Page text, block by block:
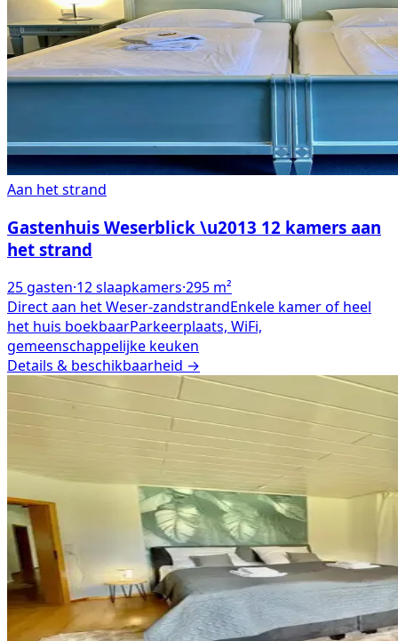
Aan het strand
Gastenhuis Weserblick \u2013 12 kamers aan
het strand
25gasten·12slaapkamers·295 m²
Direct aan het Weser-zandstrandEnkele kamer of heel
het huis boekbaarParkeerplaats, WiFi,
gemeenschappelijke keuken
Details & beschikbaarheid →